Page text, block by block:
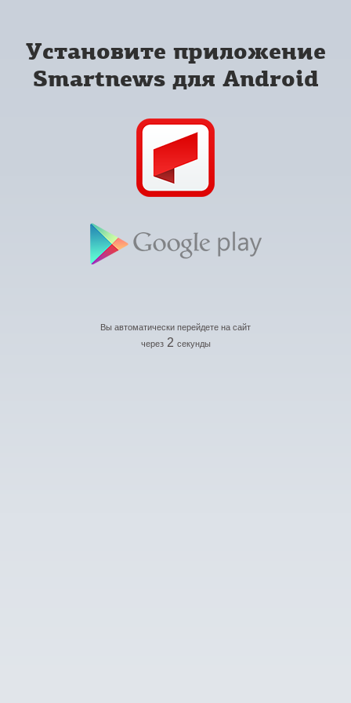
Установите приложение
Smartnews для Android
Вы автоматически перейдете на сайт
через 2 секунды